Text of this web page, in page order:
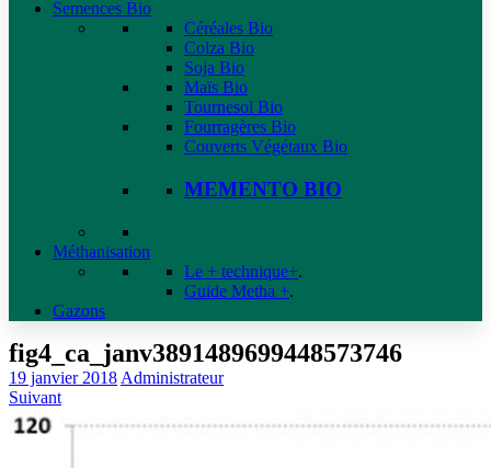
Semences Bio
Céréales Bio
Colza Bio
Soja Bio
Maïs Bio
Tournesol Bio
Fourragères Bio
Couverts Végétaux Bio
MEMENTO BIO
Méthanisation
Le + technique+.
Guide Metha +.
Gazons
fig4_ca_janv3891489699448573746
19 janvier 2018 Administrateur
Suivant